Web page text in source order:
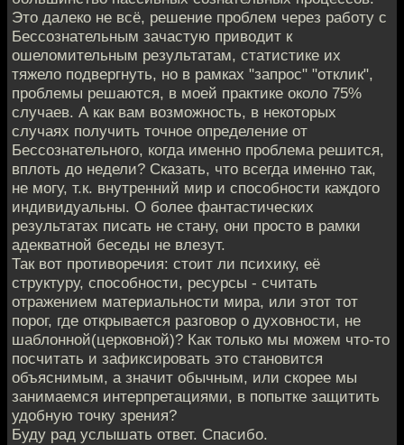
Это далеко не всё, решение проблем через работу с
Бессознательным зачастую приводит к
ошеломительным результатам, статистике их
тяжело подвергнуть, но в рамках "запрос" "отклик",
проблемы решаются, в моей практике около 75%
случаев. А как вам возможность, в некоторых
случаях получить точное определение от
Бессознательного, когда именно проблема решится,
вплоть до недели? Сказать, что всегда именно так,
не могу, т.к. внутренний мир и способности каждого
индивидуальны. О более фантастических
результатах писать не стану, они просто в рамки
адекватной беседы не влезут.
Так вот противоречия: стоит ли психику, её
структуру, способности, ресурсы - считать
отражением материальности мира, или этот тот
порог, где открывается разговор о духовности, не
шаблонной(церковной)? Как только мы можем что-то
посчитать и зафиксировать это становится
объяснимым, а значит обычным, или скорее мы
занимаемся интерпретациями, в попытке защитить
удобную точку зрения?
Буду рад услышать ответ. Спасибо.